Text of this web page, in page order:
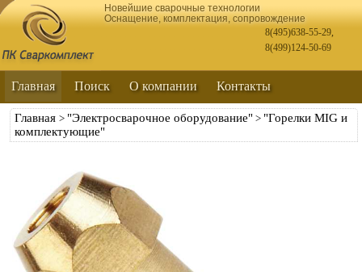
Новейшие сварочные технологии
Оснащение, комплектация, сопровождение
8(495)638-55-29,
8(499)124-50-69
Главная Поиск О компании Контакты
Главная > "Электросварочное оборудование" > "Горелки MIG и
комплектующие"